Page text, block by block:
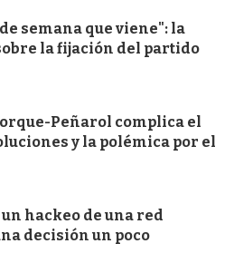
semana que viene": la
la fijación del partido
Peñarol complica el
y la polémica por el
hackeo de una red
decisión un poco